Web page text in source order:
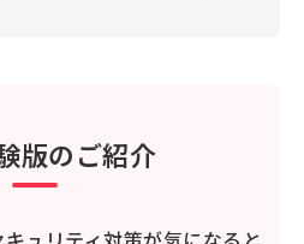
版のご紹介